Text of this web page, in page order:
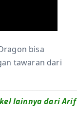
bisa
tawaran dari
lainnya dari Arif